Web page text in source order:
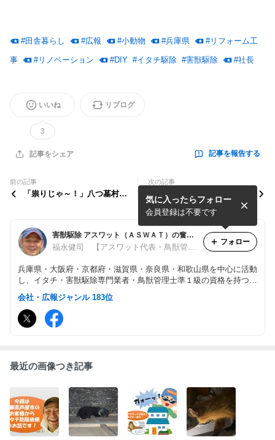
#田舎暮らし #広報 #小動物 #兵庫県 #リフォーム工
事 #リノベーション #DIY #イタチ駆除 #害獣駆除 #社長
いいね
3
リブログ
記事をシェア 記事を報告する
前の記事
「祟りじゃ～！」八つ墓村が
次の記事
夏から秋口にかけて一時的に
屋根裏侵入が増える『テン』
とは？
害獣駆除 アスワット（ＡＳＷＡＴ）の奮闘記
福永健司 【アスワット代表・鳥獣管理士準１級・防除作業監督者・害獣防除アドバイザー】
兵庫県・大阪府・京都府・滋賀県・奈良県・和歌山県を中心に活動
し、イタチ・害獣駆除専門業者・鳥獣管理士準１級の資格を持つ
「アスワット」の日常業務、施工例などを綴っています。 イタチ
など害獣が屋根裏を走り回りお困りの方、プロの技術をわかりやす
く解説します。
気に入ったらフォロー
会員登録は不要です
フォロー
会社・広報ジャンル 183位
最近の画像つき記事